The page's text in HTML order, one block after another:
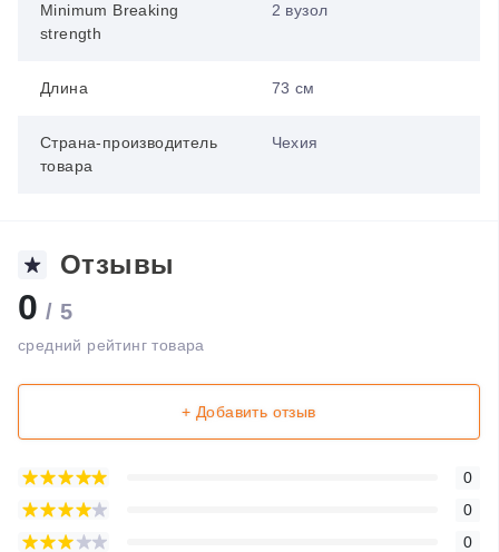
Minimum Breaking
strength
2 вузол
Длина 73 см
Страна-производитель
товара
Чехия
Отзывы
0 / 5
средний рейтинг товара
+ Добавить отзыв
0
0
0